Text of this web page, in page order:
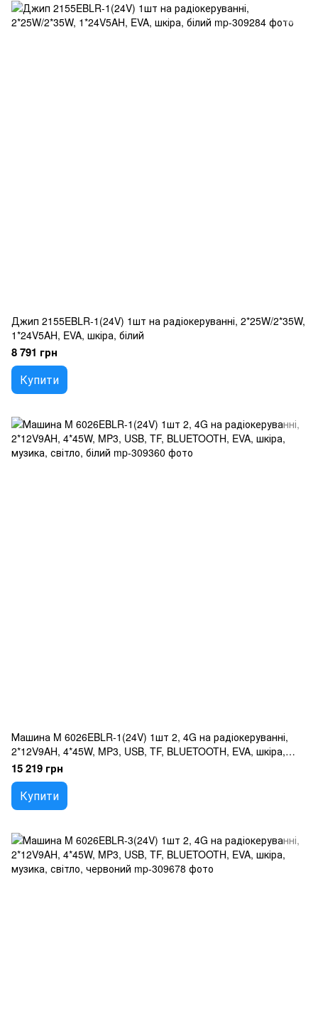
Джип 2155EBLR-1(24V) 1шт на радіокеруванні, 2*25W/2*35W,
1*24V5AH, EVA, шкіра, білий
8 791 грн
Купити
Машина M 6026EBLR-1(24V) 1шт 2, 4G на радіокеруванні,
2*12V9AH, 4*45W, MP3, USB, TF, BLUETOOTH, EVA, шкіра,
музика, світло, білий
15 219 грн
Купити